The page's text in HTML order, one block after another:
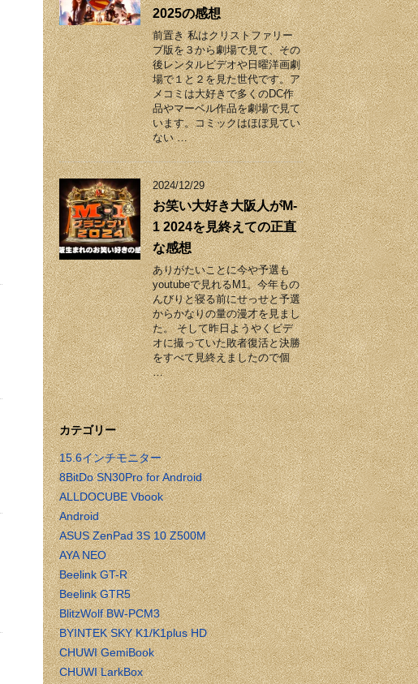
2025の感想
前置き 私はクリストファリー
ブ版を３から劇場で見て、その
後レンタルビデオや日曜洋画劇
場で１と２を見た世代です。ア
メコミは大好きで多くのDC作
品やマーベル作品を劇場で見て
います。コミックはほぼ見てい
ない …
2024/12/29
お笑い大好き大阪人がM-
1 2024を見終えての正直
な感想
ありがたいことに今や予選も
youtubeで見れるM1。今年もの
んびりと寝る前にせっせと予選
からかなりの量の漫才を見まし
た。 そして昨日ようやくビデ
オに撮っていた敗者復活と決勝
をすべて見終えましたので個
…
カテゴリー
15.6インチモニター
8BitDo SN30Pro for Android
ALLDOCUBE Vbook
Android
ASUS ZenPad 3S 10 Z500M
AYA NEO
Beelink GT-R
Beelink GTR5
BlitzWolf BW-PCM3
BYINTEK SKY K1/K1plus HD
CHUWI GemiBook
CHUWI LarkBox